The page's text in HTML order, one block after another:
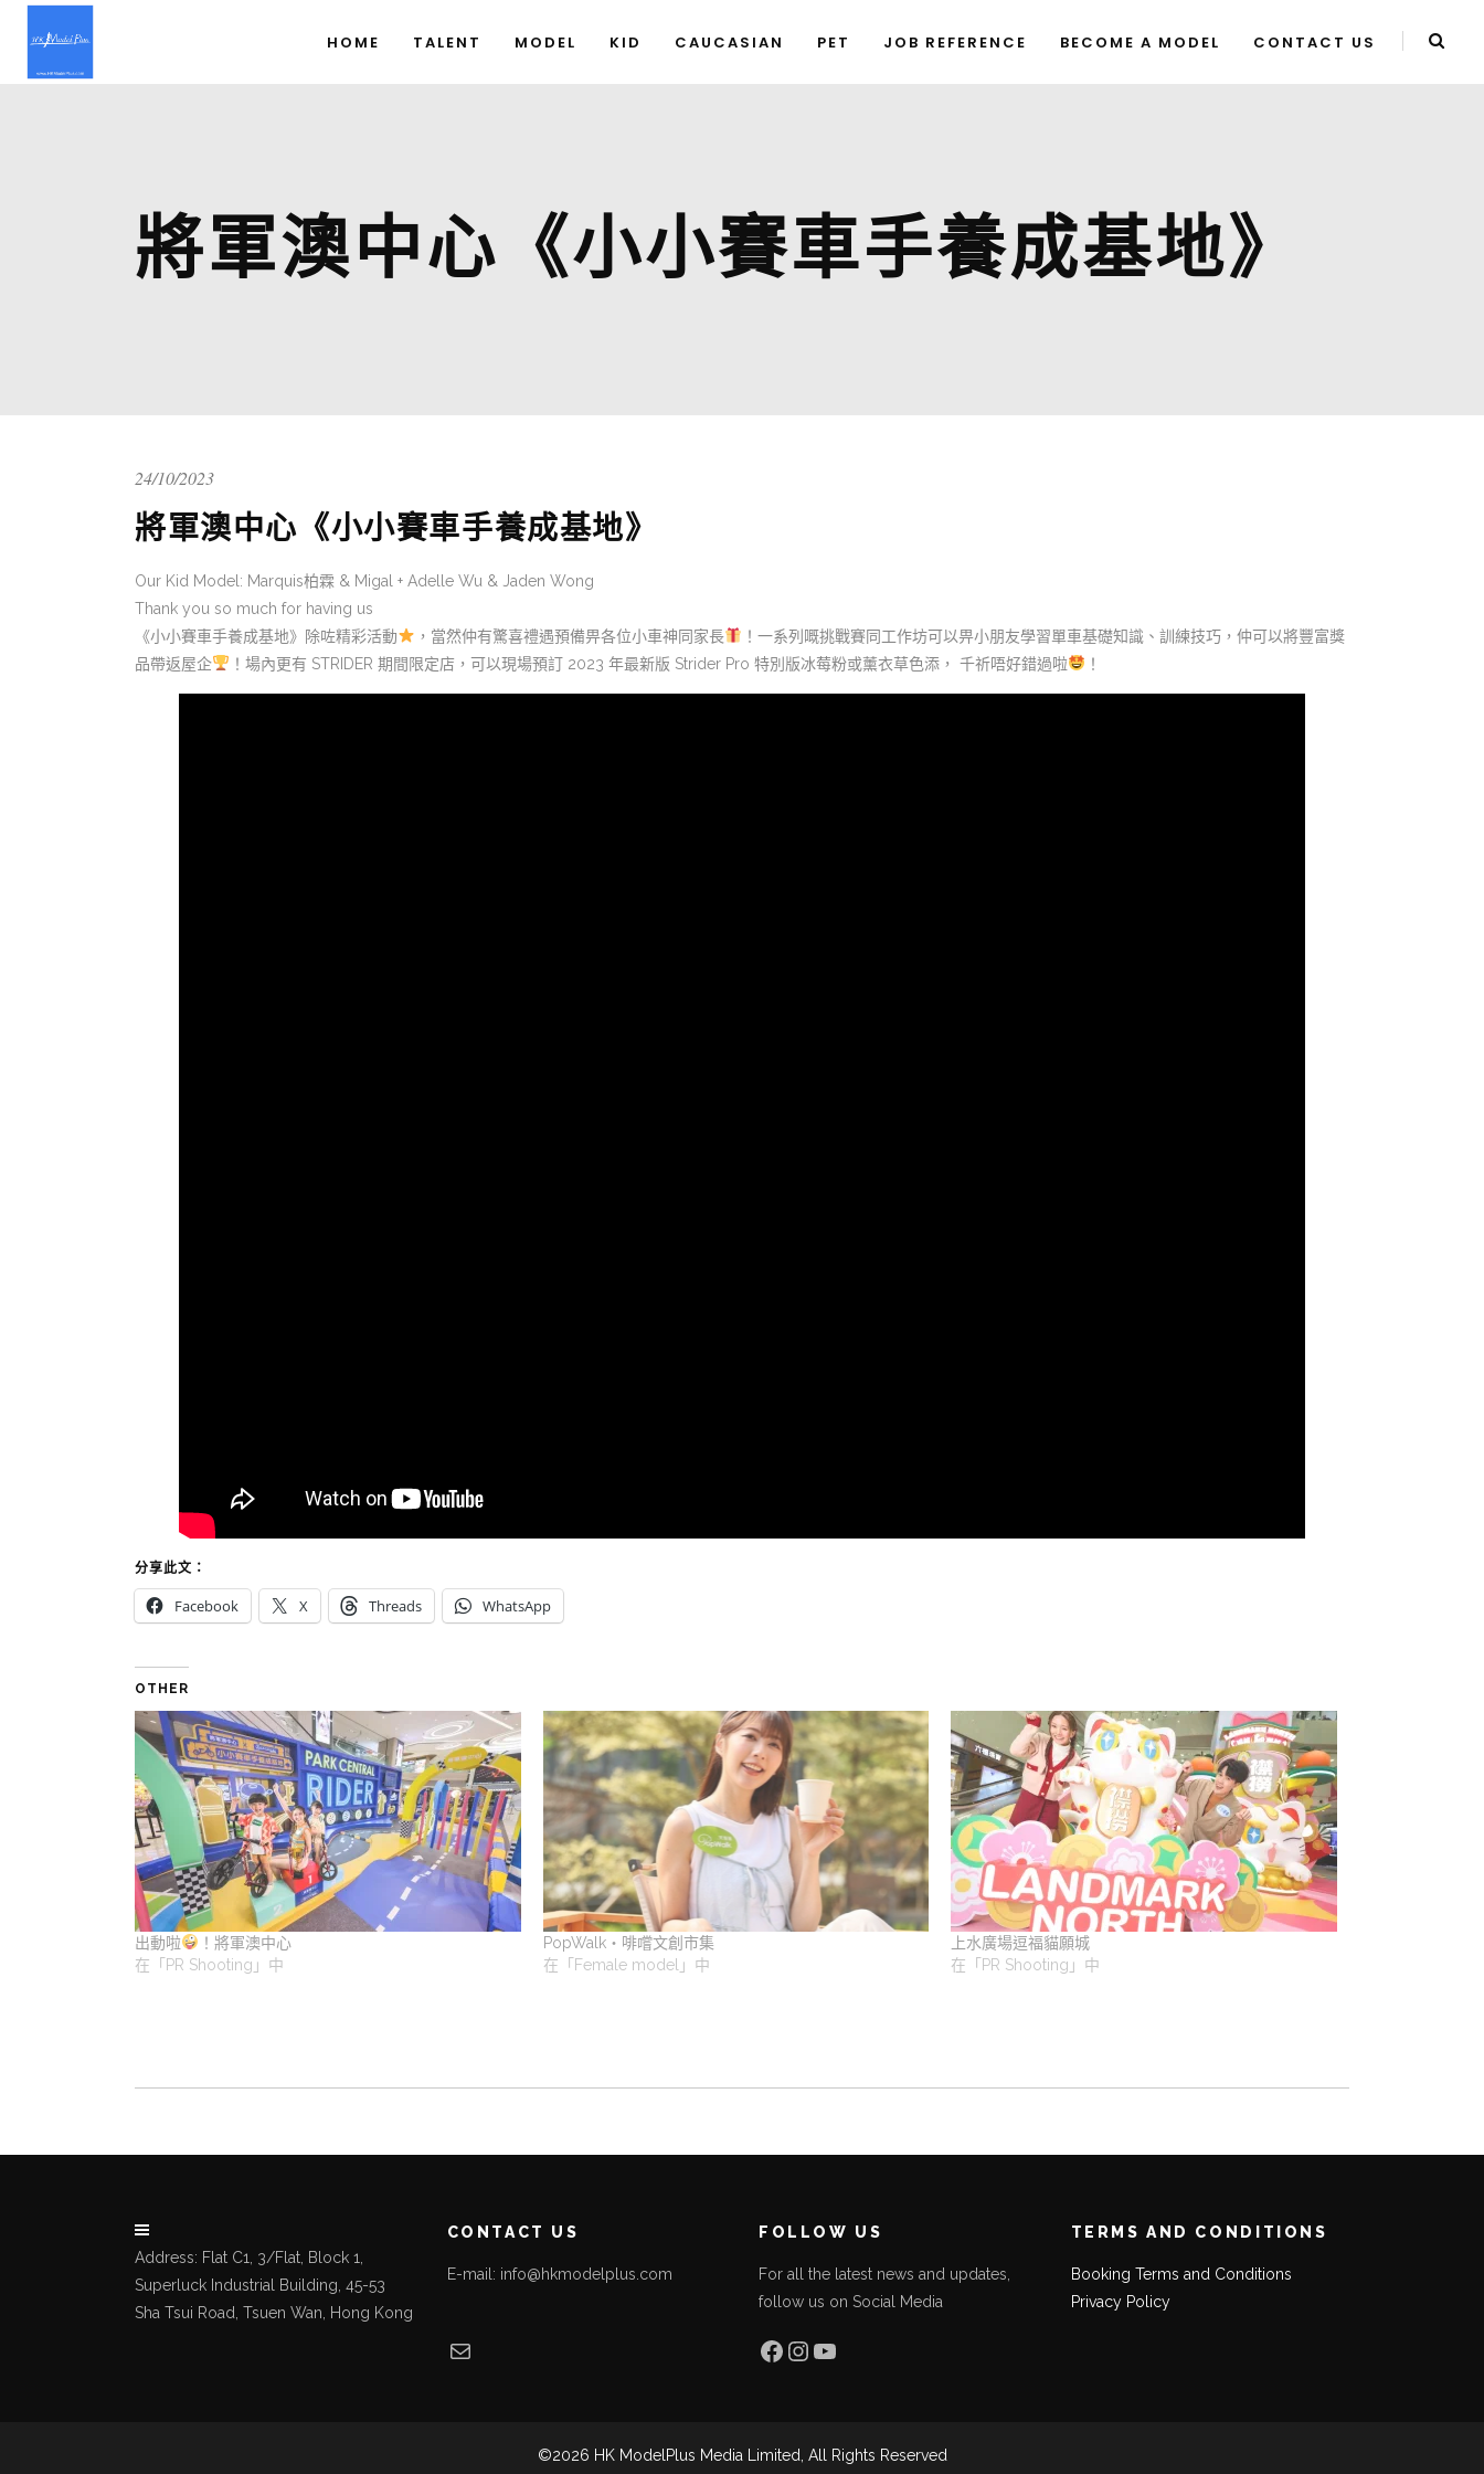
HOME TALENT MODEL KID CAUCASIAN PET JOB REFERENCE BECOME A MODEL CONTACT US
將軍澳中心《小小賽車手養成基地》
24/10/2023
將軍澳中心《小小賽車手養成基地》
Our Kid Model: Marquis柏霖 & Migal + Adelle Wu & Jaden Wong
Thank you so much for having us
《小小賽車手養成基地》除咗精彩活動
，當然仲有驚喜禮遇預備畀各位小車神同家長
！一系列嘅挑戰賽同工作坊可以畀小朋友學習單車基礎知識、訓練技巧，仲可以將豐富獎
品帶返屋企
！場內更有 STRIDER 期間限定店，可以現場預訂 2023 年最新版 Strider Pro 特別版冰莓粉或薰衣草色添， 千祈唔好錯過啦 ！
分享此文：
Facebook X Threads WhatsApp
OTHER
出動啦
！將軍澳中心
在「PR Shooting」中
PopWalk・啡嚐文創市集
在「Female model」中
上水廣場逗福貓願城
在「PR Shooting」中
Address: Flat C1, 3/Flat, Block 1,
Superluck Industrial Building, 45-53
Sha Tsui Road, Tsuen Wan, Hong Kong
CONTACT US
E-mail: info@hkmodelplus.com
Mail
FOLLOW US
For all the latest news and updates,
follow us on Social Media
Facebook
Instagram
YouTube
TERMS AND CONDITIONS
Booking Terms and Conditions
Privacy Policy
©2026 HK ModelPlus Media Limited, All Rights Reserved